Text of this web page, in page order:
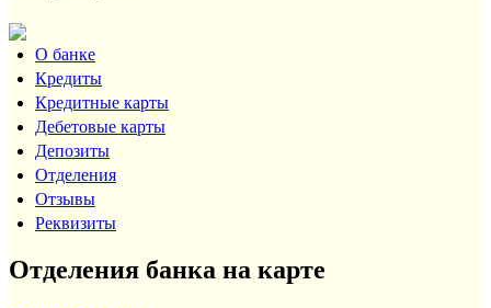
О банке
Кредиты
Кредитные карты
Дебетовые карты
Депозиты
Отделения
Отзывы
Реквизиты
Отделения банка на карте